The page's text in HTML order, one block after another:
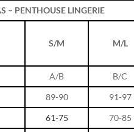
– PENTHOUSE LINGERIE
S/M M/L
A/B B/C
89-90 91-97
61-75 70-85